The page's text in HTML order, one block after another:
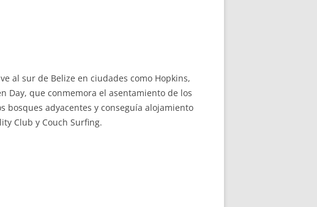
al sur de Belize en ciudades como Hopkins,
Day, que conmemora el asentamiento de los
bosques adyacentes y conseguía alojamiento
Club y Couch Surfing.